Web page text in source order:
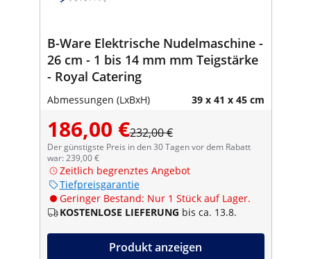
B-Ware Elektrische Nudelmaschine -
26 cm - 1 bis 14 mm mm Teigstärke
- Royal Catering
Abmessungen (LxBxH) 39 x 41 x 45 cm
186,00 €232,00 €
Der günstigste Preis in den 30 Tagen vor dem Rabatt
war: 239,00 €
Zeitlich begrenztes Angebot
Tiefpreisgarantie
Geringer Bestand: Nur 1 Stück auf Lager.
KOSTENLOSE LIEFERUNG bis ca. 13.8.
Produkt anzeigen